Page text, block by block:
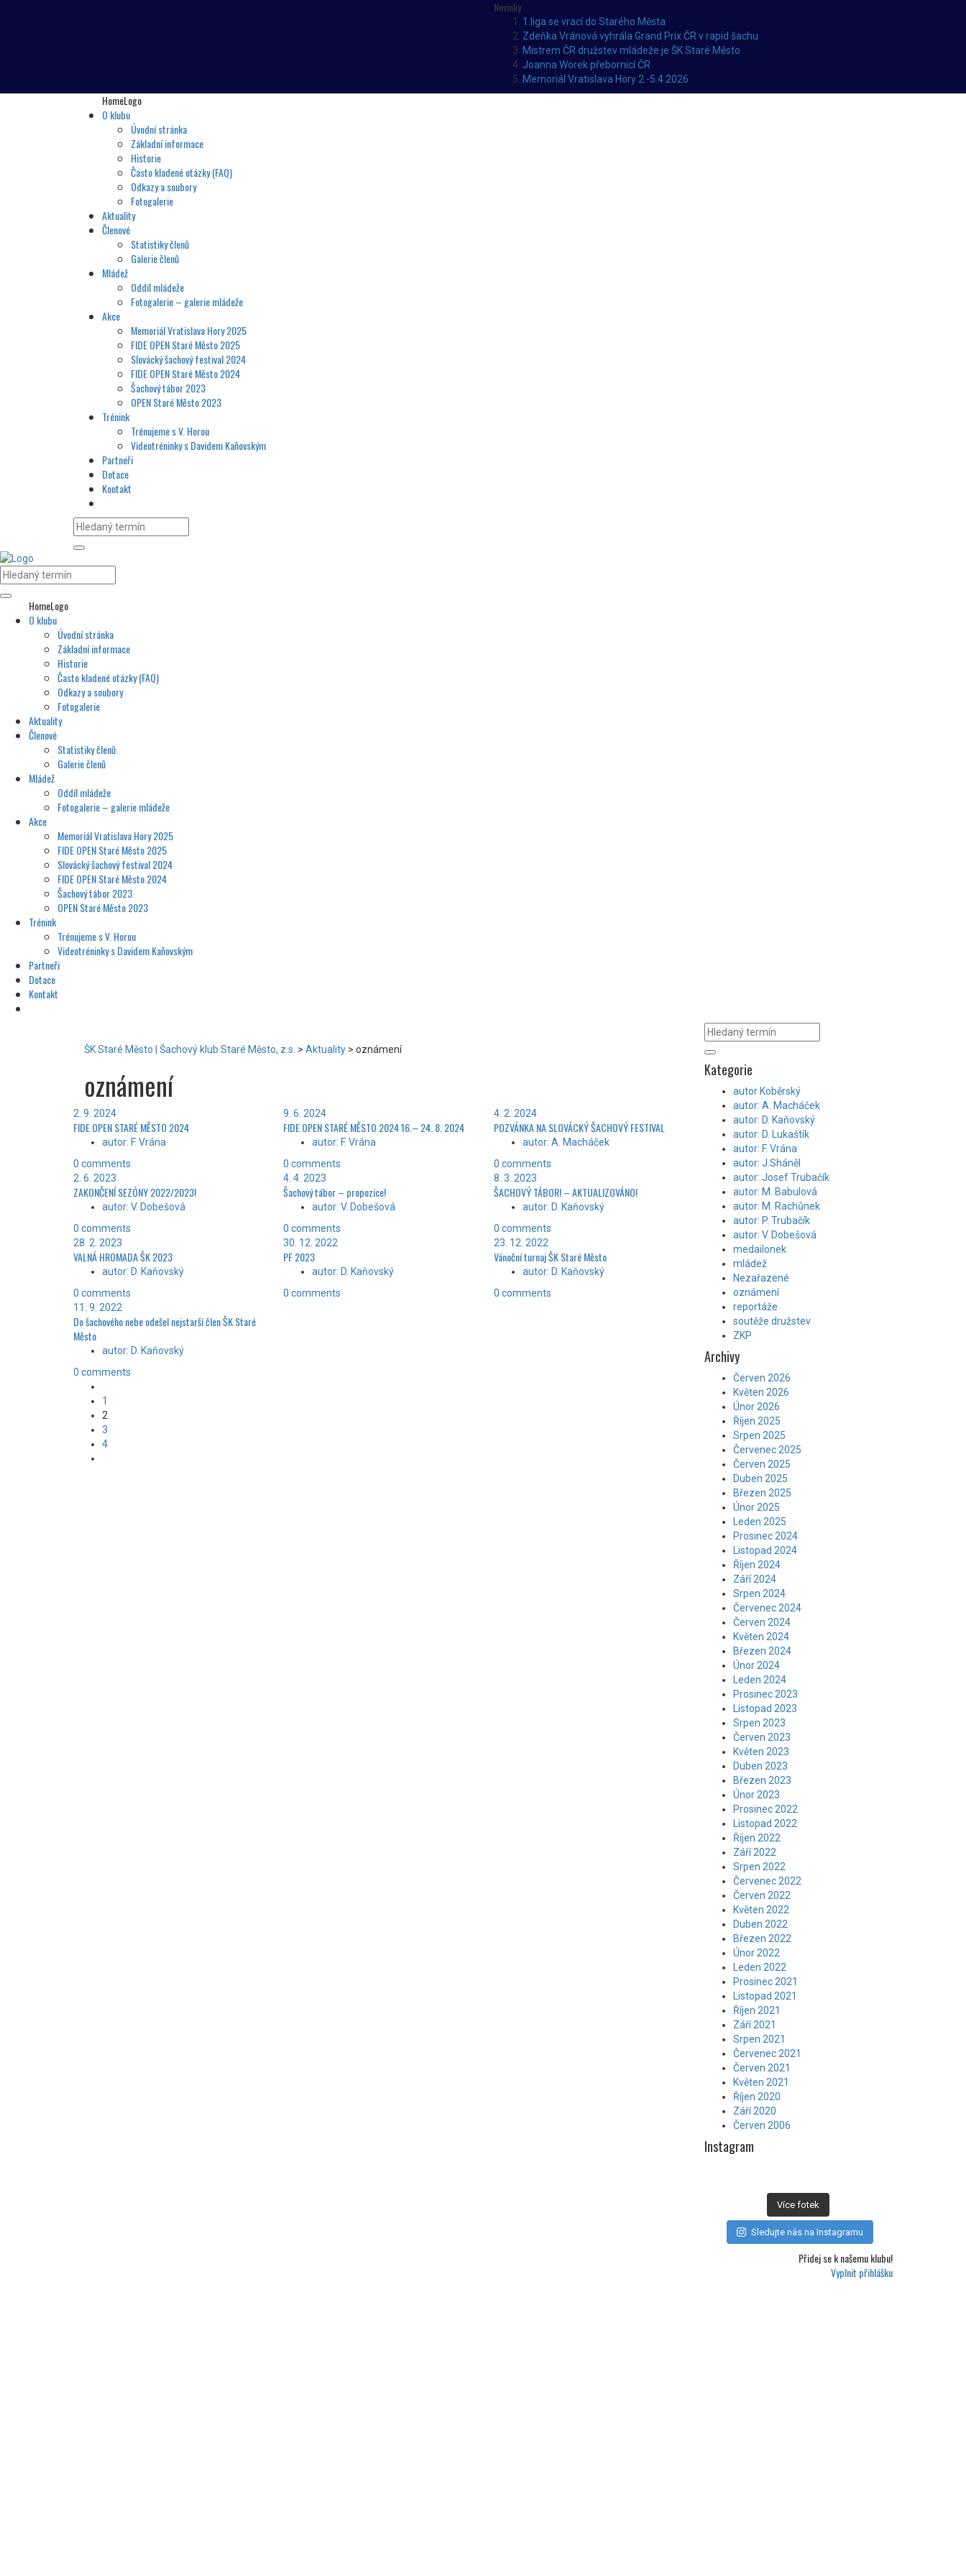
Novinky
1.liga se vrací do Starého Města
Zdeňka Vránová vyhrála Grand Prix ČR v rapid šachu
Mistrem ČR družstev mládeže je ŠK Staré Město
Joanna Worek přebornicí ČR
Memoriál Vratislava Hory 2.-5.4.2026
HomeLogo
O klubu
Úvodní stránka
Základní informace
Historie
Často kladené otázky (FAQ)
Odkazy a soubory
Fotogalerie
Aktuality
Členové
Statistiky členů
Galerie členů
Mládež
Oddíl mládeže
Fotogalerie – galerie mládeže
Akce
Memoriál Vratislava Hory 2025
FIDE OPEN Staré Město 2025
Slovácký šachový festival 2024
FIDE OPEN Staré Město 2024
Šachový tábor 2023
OPEN Staré Město 2023
Trénink
Trénujeme s V. Horou
Videotréninky s Davidem Kaňovským
Partneři
Dotace
Kontakt
HomeLogo
O klubu
Úvodní stránka
Základní informace
Historie
Často kladené otázky (FAQ)
Odkazy a soubory
Fotogalerie
Aktuality
Členové
Statistiky členů
Galerie členů
Mládež
Oddíl mládeže
Fotogalerie – galerie mládeže
Akce
Memoriál Vratislava Hory 2025
FIDE OPEN Staré Město 2025
Slovácký šachový festival 2024
FIDE OPEN Staré Město 2024
Šachový tábor 2023
OPEN Staré Město 2023
Trénink
Trénujeme s V. Horou
Videotréninky s Davidem Kaňovským
Partneři
Dotace
Kontakt
ŠK Staré Město | Šachový klub Staré Město, z.s. > Aktuality > oznámení
oznámení
2. 9. 2024
FIDE OPEN STARÉ MĚSTO 2024
autor: F. Vrána
0 comments
9. 6. 2024
FIDE OPEN STARÉ MĚSTO 2024 16.– 24. 8. 2024
autor: F. Vrána
0 comments
4. 2. 2024
POZVÁNKA NA SLOVÁCKÝ ŠACHOVÝ FESTIVAL
autor: A. Macháček
0 comments
2. 6. 2023
ZAKONČENÍ SEZÓNY 2022/2023!
autor: V. Dobešová
0 comments
4. 4. 2023
Šachový tábor – propozice!
autor: V. Dobešová
0 comments
8. 3. 2023
ŠACHOVÝ TÁBOR! – AKTUALIZOVÁNO!
autor: D. Kaňovský
0 comments
28. 2. 2023
VALNÁ HROMADA ŠK 2023
autor: D. Kaňovský
0 comments
30. 12. 2022
PF 2023
autor: D. Kaňovský
0 comments
23. 12. 2022
Vánoční turnaj ŠK Staré Město
autor: D. Kaňovský
0 comments
11. 9. 2022
Do šachového nebe odešel nejstarší člen ŠK Staré
Město
autor: D. Kaňovský
0 comments
1
2
3
4
Kategorie
autor Koběrský
autor: A. Macháček
autor: D. Kaňovský
autor: D. Lukaštík
autor: F. Vrána
autor: J.Sháněl
autor: Josef Trubačík
autor: M. Babulová
autor: M. Rachůnek
autor: P. Trubačík
autor: V. Dobešová
medailonek
mládež
Nezařazené
oznámení
reportáže
soutěže družstev
ZKP
Archivy
Červen 2026
Květen 2026
Únor 2026
Říjen 2025
Srpen 2025
Červenec 2025
Červen 2025
Duben 2025
Březen 2025
Únor 2025
Leden 2025
Prosinec 2024
Listopad 2024
Říjen 2024
Září 2024
Srpen 2024
Červenec 2024
Červen 2024
Květen 2024
Březen 2024
Únor 2024
Leden 2024
Prosinec 2023
Listopad 2023
Srpen 2023
Červen 2023
Květen 2023
Duben 2023
Březen 2023
Únor 2023
Prosinec 2022
Listopad 2022
Říjen 2022
Září 2022
Srpen 2022
Červenec 2022
Červen 2022
Květen 2022
Duben 2022
Březen 2022
Únor 2022
Leden 2022
Prosinec 2021
Listopad 2021
Říjen 2021
Září 2021
Srpen 2021
Červenec 2021
Červen 2021
Květen 2021
Říjen 2020
Září 2020
Červen 2006
Instagram
Více fotek
Sledujte nás na Instagramu
Přidej se knašemu klubu!
Vyplnit přihlášku